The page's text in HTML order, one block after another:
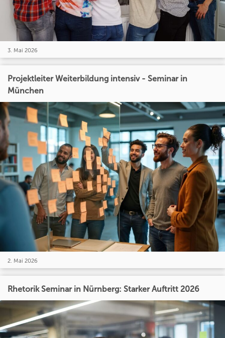
3. Mai 2026
Projektleiter Weiterbildung intensiv - Seminar in
München
2. Mai 2026
Rhetorik Seminar in Nürnberg: Starker Auftritt 2026